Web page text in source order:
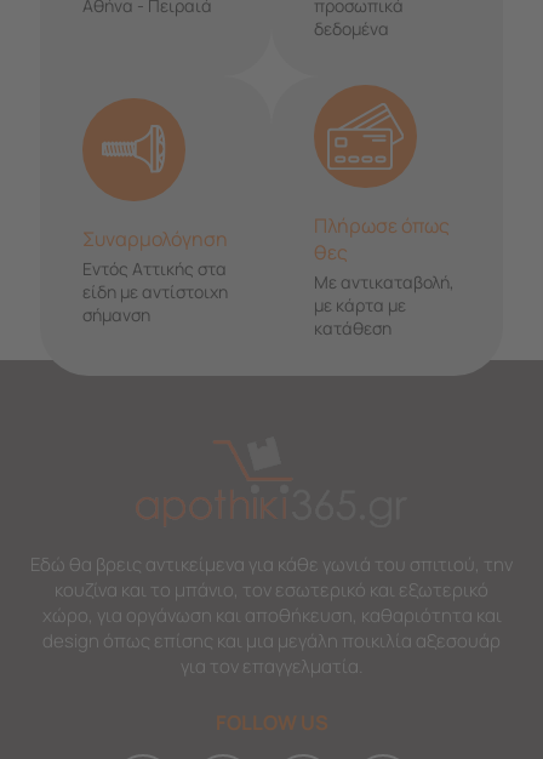
Αθήνα - Πειραιά
προσωπικά
δεδομένα
Συναρμολόγηση
Εντός Αττικής στα
είδη με αντίστοιχη
σήμανση
Πλήρωσε όπως
θες
Με αντικαταβολή,
με κάρτα με
κατάθεση
Εδώ θα βρεις αντικείμενα για κάθε γωνιά του σπιτιού, την
κουζίνα και το μπάνιο, τον εσωτερικό και εξωτερικό
χώρο, για οργάνωση και αποθήκευση, καθαριότητα και
design όπως επίσης και μια μεγάλη ποικιλία αξεσουάρ
για τον επαγγελματία.
FOLLOW US